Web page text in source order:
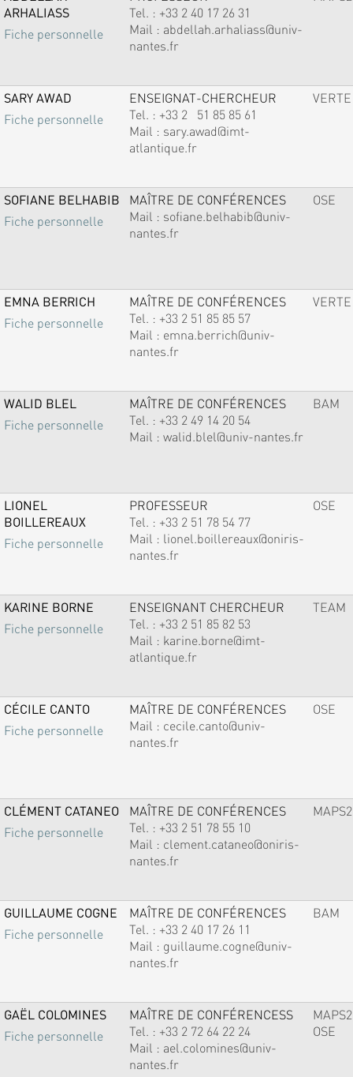
ARHALIASS
Fiche personnelle
Tel. : +33 2 40 17 26 31
Mail : abdellah.arhaliass@univ-
nantes.fr
SARY AWAD
Fiche personnelle
ENSEIGNAT-CHERCHEUR
Tel. : +33 2 51 85 85 61
Mail : sary.awad@imt-
atlantique.fr
VERTE
SOFIANE BELHABIB
Fiche personnelle
MAÎTRE DE CONFÉRENCES
Mail : sofiane.belhabib@univ-
nantes.fr
OSE
EMNA BERRICH
Fiche personnelle
MAÎTRE DE CONFÉRENCES
Tel. : +33 2 51 85 85 57
Mail : emna.berrich@univ-
nantes.fr
VERTE
WALID BLEL
Fiche personnelle
MAÎTRE DE CONFÉRENCES
Tel. : +33 2 49 14 20 54
Mail : walid.blel@univ-nantes.fr
BAM
LIONEL
BOILLEREAUX
Fiche personnelle
PROFESSEUR
Tel. : +33 2 51 78 54 77
Mail : lionel.boillereaux@oniris-
nantes.fr
OSE
KARINE BORNE
Fiche personnelle
ENSEIGNANT CHERCHEUR
Tel. : +33 2 51 85 82 53
Mail : karine.borne@imt-
atlantique.fr
TEAM
CÉCILE CANTO
Fiche personnelle
MAÎTRE DE CONFÉRENCES
Mail : cecile.canto@univ-
nantes.fr
OSE
CLÉMENT CATANEO
Fiche personnelle
MAÎTRE DE CONFÉRENCES
Tel. : +33 2 51 78 55 10
Mail : clement.cataneo@oniris-
nantes.fr
MAPS2
GUILLAUME COGNE
Fiche personnelle
MAÎTRE DE CONFÉRENCES
Tel. : +33 2 40 17 26 11
Mail : guillaume.cogne@univ-
nantes.fr
BAM
GAËL COLOMINES
Fiche personnelle
MAÎTRE DE CONFÉRENCESS
Tel. : +33 2 72 64 22 24
Mail : ael.colomines@univ-
nantes.fr
MAPS2
OSE